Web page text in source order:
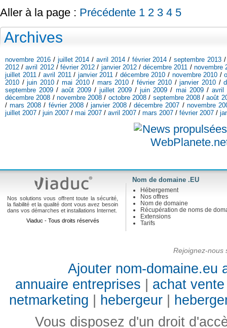
Aller à la page : Précédente 1 2 3 4 5
Archives
novembre 2016/ juillet 2014 /avril 2014/ février 2014 /septembre 2013
2012 /avril 2012/février 2012 / janvier 2012/décembre 2011 / novembre
juillet 2011/ avril 2011/ janvier 2011 / décembre 2010 / novembre 2010 /
2010 /juin 2010/mai 2010/ mars 2010 / février 2010 /janvier 2010 /
septembre 2009 /août 2009 /juillet 2009 /juin 2009 / mai 2009/ avril
décembre 2008 / novembre 2008 / octobre 2008/ septembre 2008/août
/mars 2008 / février 2008/ janvier 2008 /décembre 2007 / novembre
juillet 2007 / juin 2007 / mai 2007 / avril 2007 / mars 2007 / février 2007 /
Nos solutions vous offrent toute la sécurité,
la fiabilité et la qualité dont vous avez besoin
dans vos démarches et installations Internet.
Viaduc - Tous droits réservés
Nom de domaine .EU
Hébergement
Nos offres
Nom de domaine
Récupération de noms de
Extensions
Tarifs
Rejoignez-nous
Ajouter nom-domaine.eu
annuaire entreprises
achat
netmarketing
hebergeur
Vous disposez d'un droit